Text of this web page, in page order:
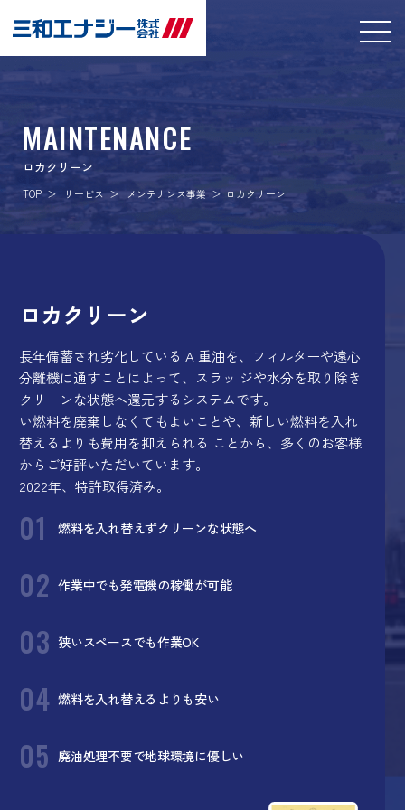
ロカクリーン
MAINTENANCE
TOP サービス メンテナンス事業 ロカクリーン
ロカクリーン
長年備蓄され劣化している A 重油を、フィルターや遠心
分離機に通すことによって、スラッ ジや水分を取り除き
クリーンな状態へ還元するシステムです。
い燃料を廃棄しなくてもよいことや、新しい燃料を入れ
替えるよりも費用を抑えられる ことから、多くのお客様
からご好評いただいています。
2022年、特許取得済み。
01 燃料を入れ替えずクリーンな状態へ
02 作業中でも発電機の稼働が可能
03 狭いスペースでも作業OK
04 燃料を入れ替えるよりも安い
05 廃油処理不要で地球環境に優しい